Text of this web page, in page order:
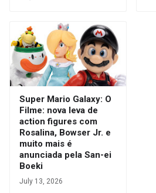
Super Mario Galaxy: O
Filme: nova leva de
action figures com
Rosalina, Bowser Jr. e
muito mais é
anunciada pela San-ei
Boeki
July 13, 2026